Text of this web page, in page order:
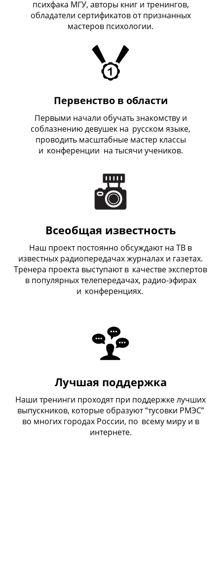
психфака МГУ, авторы книг и тренингов,
обладатели сертификатов от признанных
мастеров психологии.
Первенство в области
Первыми начали обучать знакомству и
соблазнению девушек на русском языке,
проводить масштабные мастер классы
и конференции на тысячи учеников.
Всеобщая известность
Наш проект постоянно обсуждают на ТВ в
известных радиопередачах журналах и газетах.
Тренера проекта выступают в качестве экспертов
в популярных телепередачах, радио-эфирах
и конференциях.
Лучшая поддержка
Наши тренинги проходят при поддержке лучших
выпускников, которые образуют “тусовки РМЭС”
во многих городах России, по всему миру и в
интернете.